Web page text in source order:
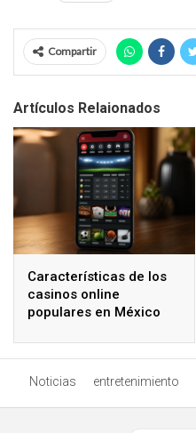
Compartir
Artículos Relaionados
Características de los
casinos online
populares en México
Noticias entretenimiento